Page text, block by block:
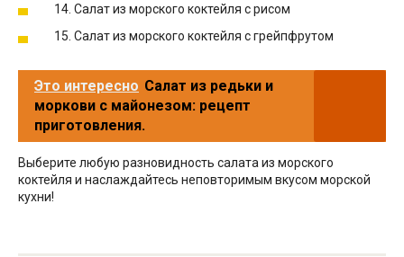
14. Салат из морского коктейля с рисом
15. Салат из морского коктейля с грейпфрутом
Это интересно Салат из редьки и
моркови с майонезом: рецепт
приготовления.
Выберите любую разновидность салата из морского
коктейля и наслаждайтесь неповторимым вкусом морской
кухни!